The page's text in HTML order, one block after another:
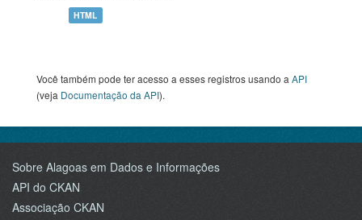
HTML
Você também pode ter acesso a esses registros usando a API
(veja Documentação da API).
Sobre Alagoas em Dados e Informações
API do CKAN
Associação CKAN